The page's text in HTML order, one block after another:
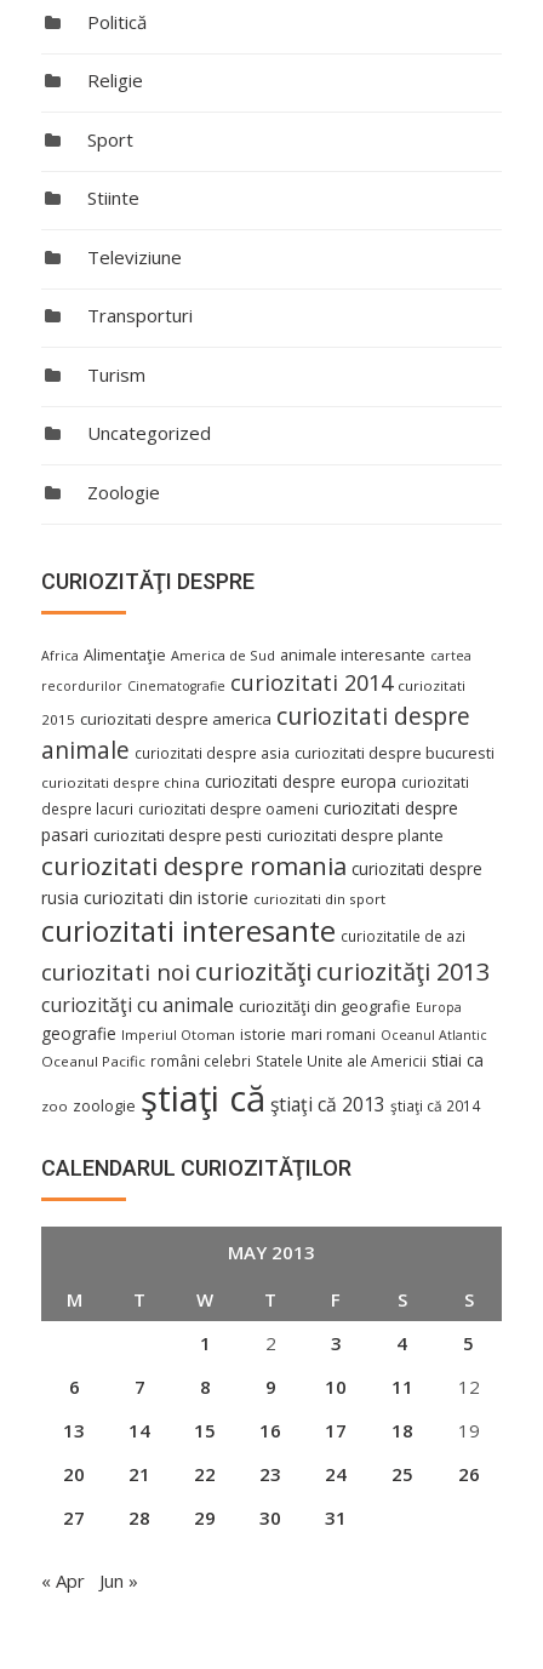
Politică
Religie
Sport
Stiinte
Televiziune
Transporturi
Turism
Uncategorized
Zoologie
CURIOZITĂŢI DESPRE
Africa Alimentaţie America de Sud animale interesante cartea
recordurilor Cinematografie curiozitati 2014 curiozitati
2015 curiozitati despre america curiozitati despre
animale curiozitati despre asia curiozitati despre bucuresti
curiozitati despre china curiozitati despre europa curiozitati
despre lacuri curiozitati despre oameni curiozitati despre
pasari curiozitati despre pesti curiozitati despre plante
curiozitati despre romania curiozitati despre
rusia curiozitati din istorie curiozitati din sport
curiozitati interesante curiozitatile de azi
curiozitati noi curiozităţi curiozităţi 2013
curiozităţi cu animale curiozităţi din geografie Europa
geografie Imperiul Otoman istorie mari romani Oceanul Atlantic
Oceanul Pacific români celebri Statele Unite ale Americii stiai ca
zoo zoologie ştiaţi că ştiaţi că 2013 ştiaţi că 2014
CALENDARUL CURIOZITĂŢILOR
MAY 2013
M
T W T F S
S
1
2 3 4
5
6
7 8 9 10 11
12
13
14 15 16 17 18
19
20
21 22 23 24 25
26
27
28 29 30 31
« Apr Jun »